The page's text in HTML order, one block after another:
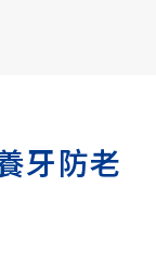
牙防老